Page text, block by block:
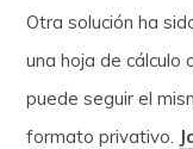
Otra solución ha
una hoja de cálculo
puede seguir el
formato privativo.